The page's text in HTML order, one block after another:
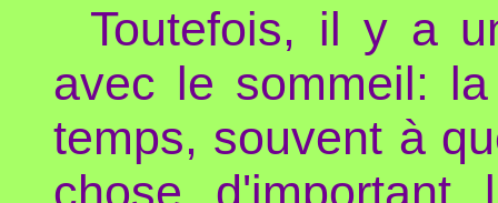
Toutefois, il y a
avec le sommeil:
temps, souvent à
chose